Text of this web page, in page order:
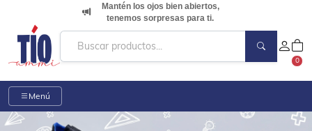
Mantén los ojos bien abiertos,
tenemos sorpresas para ti.
0
Menú